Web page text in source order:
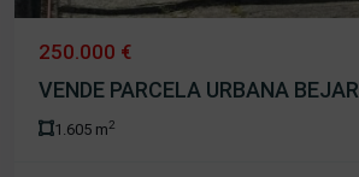
250.000 €
VENDE PARCELA URBANA BEJAR
1.605 m2